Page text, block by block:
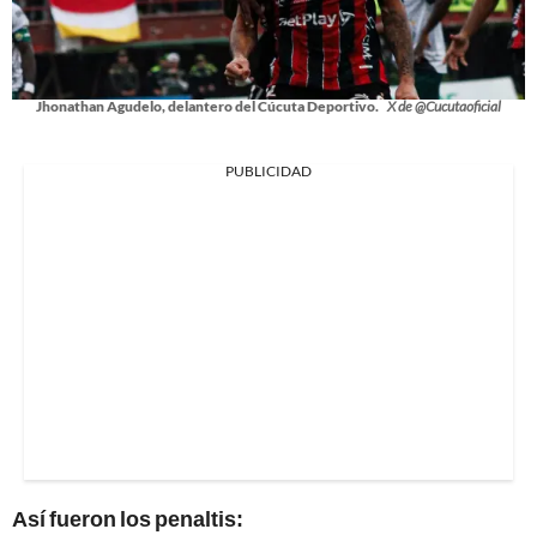
Jhonathan Agudelo, delantero del Cúcuta Deportivo. X de @Cucutaoficial
PUBLICIDAD
Así fueron los penaltis: